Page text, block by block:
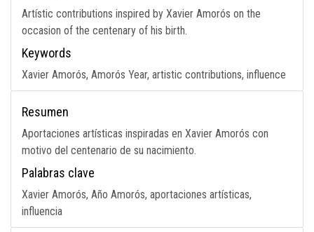
Artístic contributions inspired by Xavier Amorós on the
occasion of the centenary of his birth.
Keywords
Xavier Amorós, Amorós Year, artistic contributions, influence
Resumen
Aportaciones artísticas inspiradas en Xavier Amorós con
motivo del centenario de su nacimiento.
Palabras clave
Xavier Amorós, Año Amorós, aportaciones artísticas,
influencia